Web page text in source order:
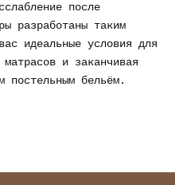
после
разработаны таким
идеальные условия для
и заканчивая
постельным бельём.